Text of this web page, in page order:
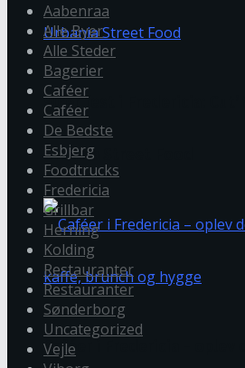
90’er fest i Fredericia:
Urbania Street Food
Caféer i Fredericia – oplev
Aabenraa
Alle Byer
Alle Steder
Bagerier
Caféer
Caféer
De Bedste
Esbjerg
Foodtrucks
Fredericia
Grillbar
Herning
Kolding
Restauranter
Restauranter
Sønderborg
Uncategorized
Vejle